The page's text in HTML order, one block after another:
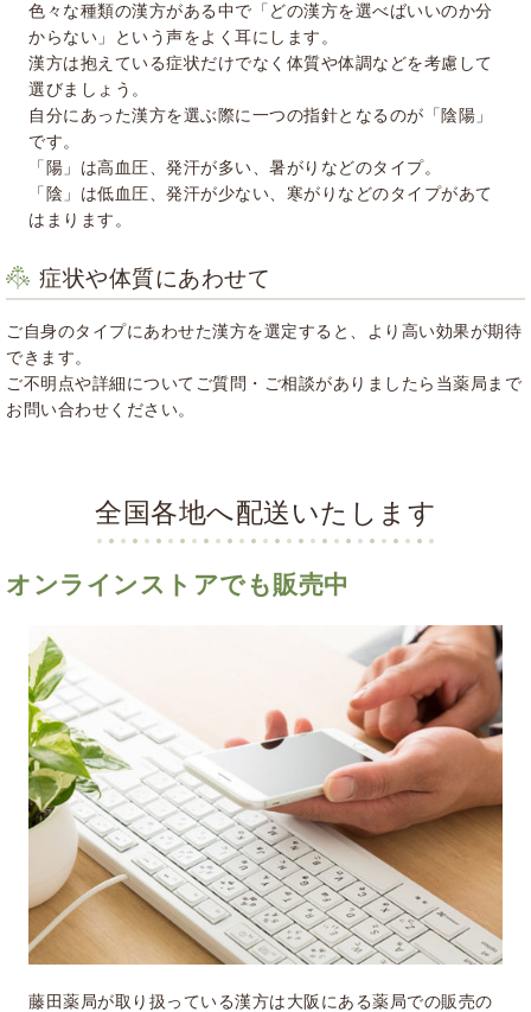
色々な種類の漢方がある中で「どの漢方を選べばいいのか分
からない」という声をよく耳にします。
漢方は抱えている症状だけでなく体質や体調などを考慮して
選びましょう。
自分にあった漢方を選ぶ際に一つの指針となるのが「陰陽」
です。
「陽」は高血圧、発汗が多い、暑がりなどのタイプ。
「陰」は低血圧、発汗が少ない、寒がりなどのタイプがあて
はまります。
症状や体質にあわせて
ご自身のタイプにあわせた漢方を選定すると、より高い効果が期待
できます。
ご不明点や詳細についてご質問・ご相談がありましたら当薬局まで
お問い合わせください。
全国各地へ配送いたします
オンラインストアでも販売中
藤田薬局が取り扱っている漢方は大阪にある薬局での販売の